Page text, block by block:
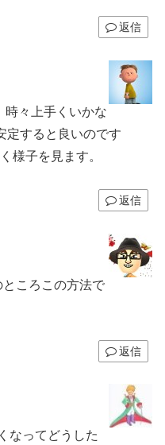
返信
時々上手くいかな
定すると良いのです
様子を見ます。
返信
ころこの方法で
返信
なってどうした